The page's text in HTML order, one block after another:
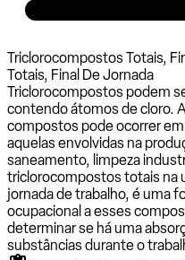
Triclorocompostos Totais,
Totais, Final De Jornada
Triclorocompostos podem
contendo átomos de cloro.
compostos pode ocorrer
aquelas envolvidas na
saneamento, limpeza
triclorocompostos totais na
jornada de trabalho, é uma
ocupacional a esses
determinar se há uma
substâncias durante o